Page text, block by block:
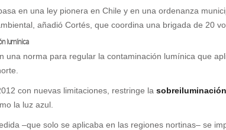
en una ley pionera en Chile y en una ordenanza
añadió Cortés, que coordina una brigada de 20
lumínica
una norma para regular la contaminación lumínica que
con nuevas limitaciones, restringe la sobreiluminación
la luz azul.
–que solo se aplicaba en las regiones nortinas– se